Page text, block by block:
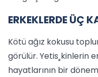
ERKEKLERDE ÜÇ
Kötü ağız kokusu
görülür. Yetis¸kinlerin
hayatlarının bir